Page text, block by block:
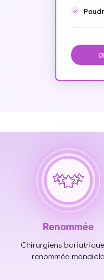
Renommée
Chirurgiens
renommée mondiale